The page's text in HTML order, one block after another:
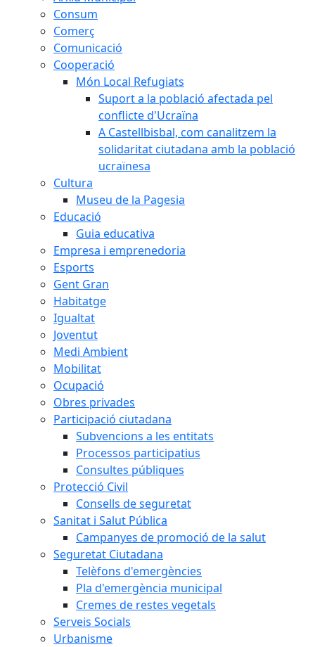
Consum
Comerç
Comunicació
Cooperació
Món Local Refugiats
Suport a la població afectada pel
conflicte d'Ucraïna
A Castellbisbal, com canalitzem la
solidaritat ciutadana amb la població
ucraïnesa
Cultura
Museu de la Pagesia
Educació
Guia educativa
Empresa i emprenedoria
Esports
Gent Gran
Habitatge
Igualtat
Joventut
Medi Ambient
Mobilitat
Ocupació
Obres privades
Participació ciutadana
Subvencions a les entitats
Processos participatius
Consultes públiques
Protecció Civil
Consells de seguretat
Sanitat i Salut Pública
Campanyes de promoció de la salut
Seguretat Ciutadana
Telèfons d'emergències
Pla d'emergència municipal
Cremes de restes vegetals
Serveis Socials
Urbanisme